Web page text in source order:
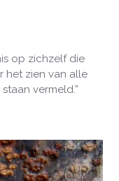
op zichzelf die
het zien van alle
vermeld.”